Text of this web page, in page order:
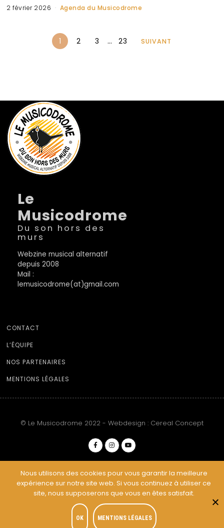
2 février 2026 Agenda du Musicodrome
1 2 3 … 23 SUIVANT
Le
Musicodrome
Du son hors des
murs
Webzine musical alternatif
depuis 2008
Mail :
lemusicodrome(at)gmail.com
CONTACT
L’ÉQUIPE
NOS PARTENAIRES
MENTIONS LÉGALES
© Le Musicodrome 2022 - Webdesign : Cereal Concept
Nous utilisons des cookies pour vous garantir la meilleure
expérience sur notre site web. Si vous continuez à utiliser ce
site, nous supposerons que vous en êtes satisfait.
OK MENTIONS LÉGALES